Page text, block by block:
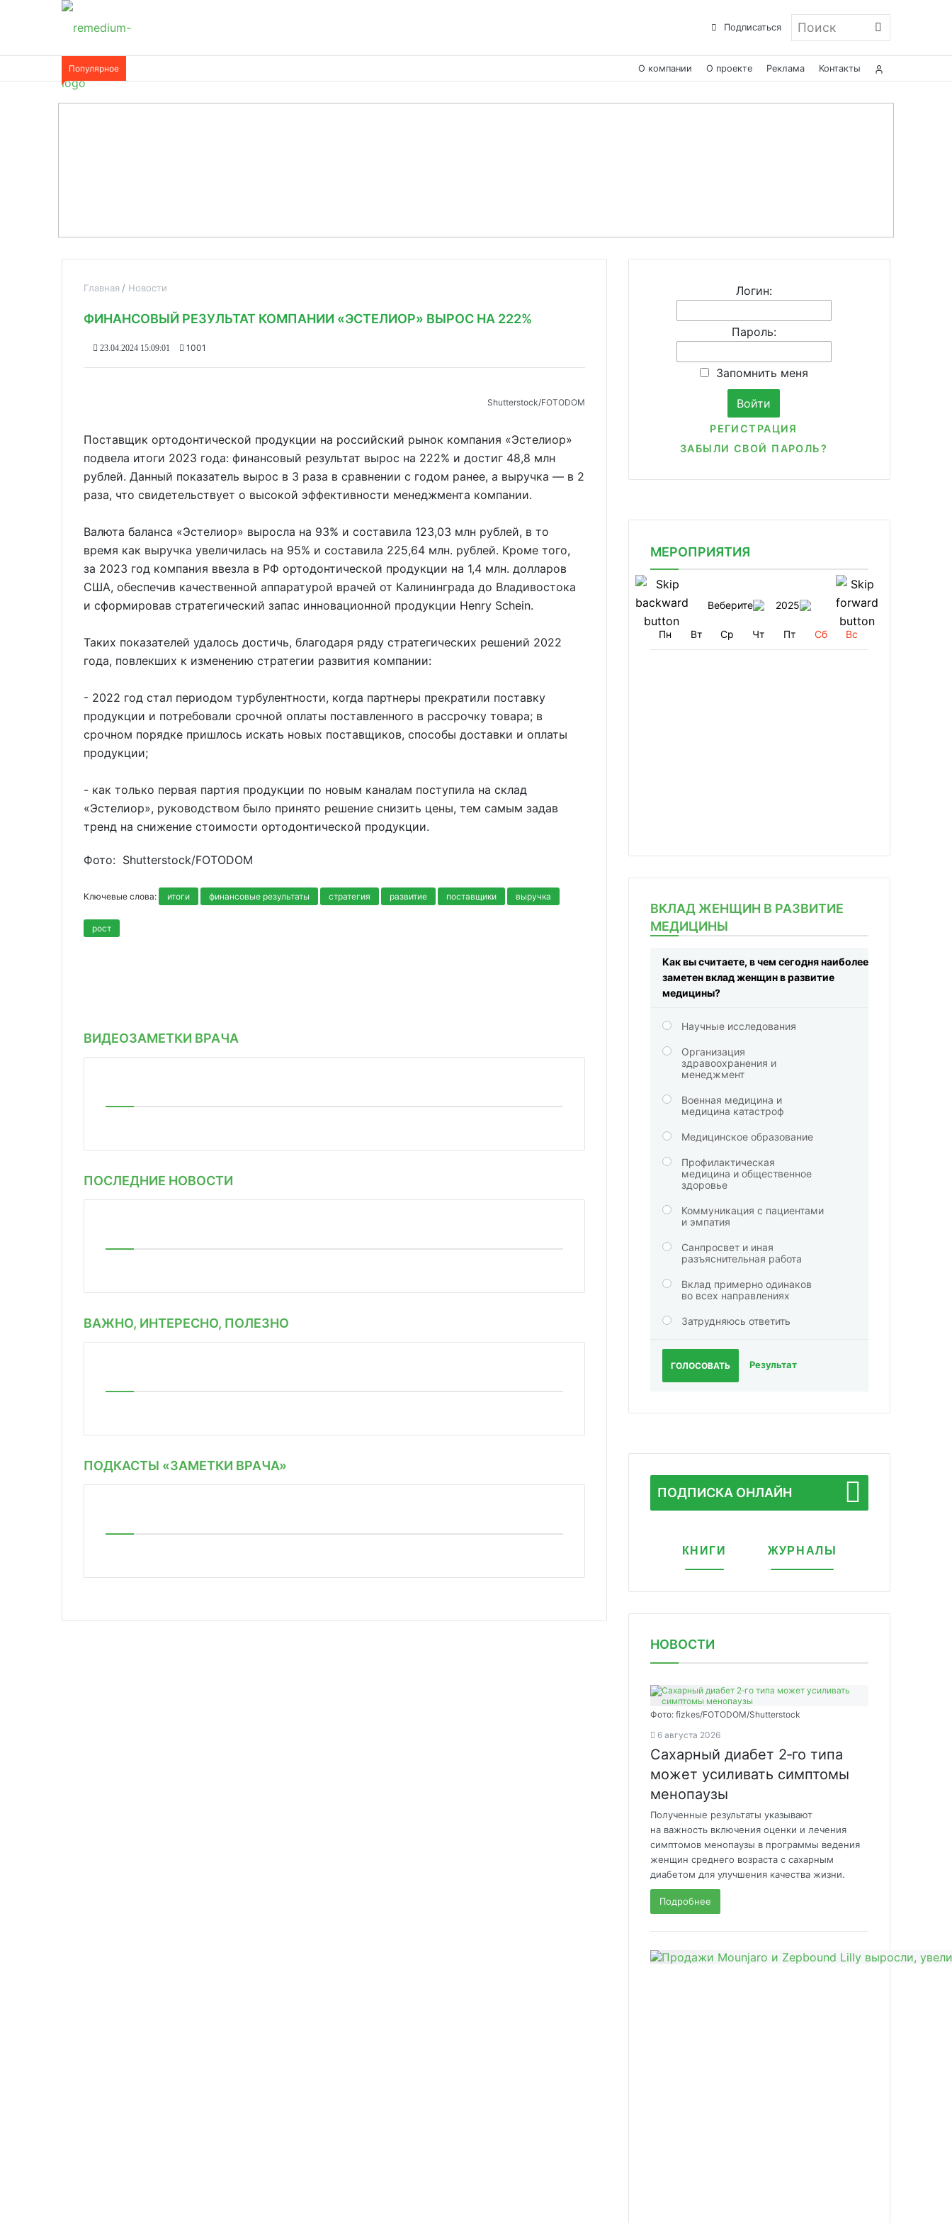
Подписаться Поиск
Популярное О компании О проекте Реклама Контакты
Главная Новости
ФИНАНСОВЫЙ РЕЗУЛЬТАТ КОМПАНИИ «ЭСТЕЛИОР» ВЫРОС НА 222%
23.04.2024 15:09:01 1001
Shutterstoсk/FOTODOM
Поставщик ортодонтической продукции на российский рынок компания «Эстелиор»
подвела итоги 2023 года: финансовый результат вырос на 222% и достиг 48,8 млн
рублей. Данный показатель вырос в 3 раза в сравнении с годом ранее, а выручка — в 2
раза, что свидетельствует о высокой эффективности менеджмента компании.
Валюта баланса «Эстелиор» выросла на 93% и составила 123,03 млн рублей, в то
время как выручка увеличилась на 95% и составила 225,64 млн. рублей. Кроме того,
за 2023 год компания ввезла в РФ ортодонтической продукции на 1,4 млн. долларов
США, обеспечив качественной аппаратурой врачей от Калининграда до Владивостока
и сформировав стратегический запас инновационной продукции Henry Schein.
Таких показателей удалось достичь, благодаря ряду стратегических решений 2022
года, повлекших к изменению стратегии развития компании:
- 2022 год стал периодом турбулентности, когда партнеры прекратили поставку
продукции и потребовали срочной оплаты поставленного в рассрочку товара; в
срочном порядке пришлось искать новых поставщиков, способы доставки и оплаты
продукции;
- как только первая партия продукции по новым каналам поступила на склад
«Эстелиор», руководством было принято решение снизить цены, тем самым задав
тренд на снижение стоимости ортодонтической продукции.
Фото: Shutterstoсk/FOTODOM
Ключевые слова: итоги финансовые результаты стратегия развитие поставщики выручка
рост
ВИДЕОЗАМЕТКИ ВРАЧА
ПОСЛЕДНИЕ НОВОСТИ
ВАЖНО, ИНТЕРЕСНО, ПОЛЕЗНО
ПОДКАСТЫ «ЗАМЕТКИ ВРАЧА»
Логин:
Пароль:
Запомнить меня
РЕГИСТРАЦИЯ
ЗАБЫЛИ СВОЙ ПАРОЛЬ?
МЕРОПРИЯТИЯ
Веберите 2025
Пн Вт Ср Чт Пт Сб Вс
ВКЛАД ЖЕНЩИН В РАЗВИТИЕ
МЕДИЦИНЫ
Как вы считаете, в чем сегодня наиболее
заметен вклад женщин в развитие
медицины?
Научные исследования
Организация
здравоохранения и
менеджмент
Военная медицина и
медицина катастроф
Медицинское образование
Профилактическая
медицина и общественное
здоровье
Коммуникация с пациентами
и эмпатия
Санпросвет и иная
разъяснительная работа
Вклад примерно одинаков
во всех направлениях
Затрудняюсь ответить
ГОЛОСОВАТЬ Результат
ПОДПИСКА ОНЛАЙН
КНИГИ ЖУРНАЛЫ
НОВОСТИ
Фото: fizkes/FOTODOM/Shutterstock
6 августа 2026
Сахарный диабет 2‑го типа
может усиливать симптомы
менопаузы
Полученные результаты указывают
на важность включения оценки и лечения
симптомов менопаузы в программы ведения
женщин среднего возраста с сахарным
диабетом для улучшения качества жизни.
Подробнее